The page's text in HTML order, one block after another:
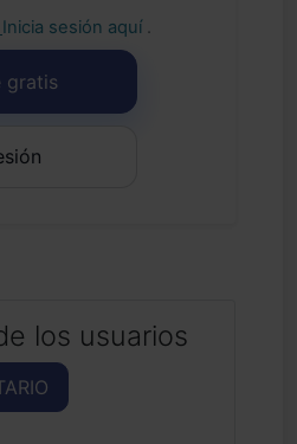
Inicia sesión aquí .
gratis
los usuarios